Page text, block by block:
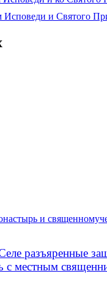
Исповеди и Святого
и
разъяренные
с местным